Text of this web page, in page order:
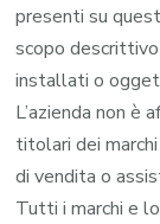
presenti su
scopo
installati o
L’azienda non è
titolari dei
di vendita o
Tutti i marchi e